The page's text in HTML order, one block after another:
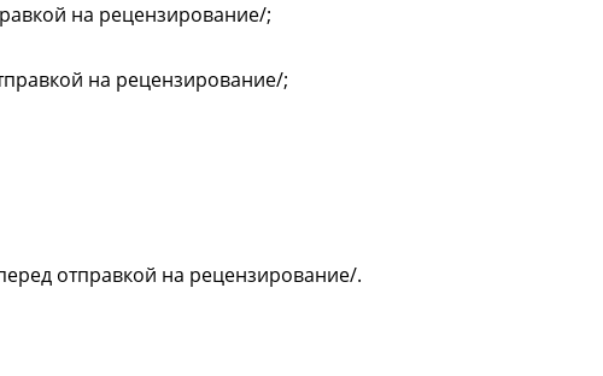
на рецензирование/;
на рецензирование/;
отправкой на рецензирование/.